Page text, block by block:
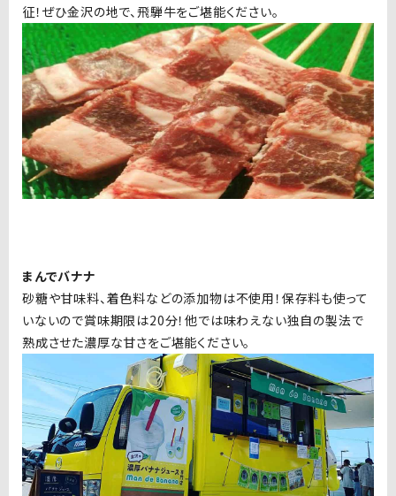
征！ぜひ金沢の地で、飛騨牛をご堪能ください。
まんでバナナ
砂糖や甘味料、着色料などの添加物は不使用！保存料も使って
いないので賞味期限は20分！他では味わえない独自の製法で
熟成させた濃厚な甘さをご堪能ください。